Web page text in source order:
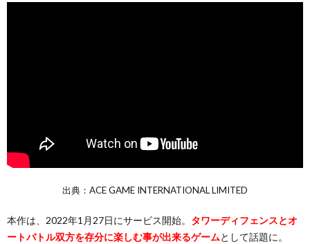
出典：ACE GAME INTERNATIONAL LIMITED
本作は、2022年1月27日にサービス開始。 タワーディフェンスとオ
ートバトル双方を存分に楽しむ事が出来るゲームとして話題に。